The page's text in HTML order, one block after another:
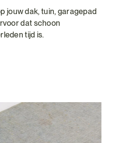
jouw dak, tuin, garagepad
dat schoon
tijd is.